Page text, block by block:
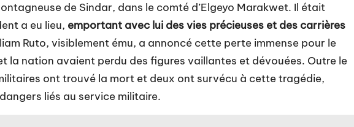
de Sindar, dans le comté d’Elgeyo Marakwet. Il était
a eu lieu, emportant avec lui des vies précieuses et des carrières
Ruto, visiblement ému, a annoncé cette perte immense pour le
la nation avaient perdu des figures vaillantes et dévouées. Outre le
ont trouvé la mort et deux ont survécu à cette tragédie,
liés au service militaire.